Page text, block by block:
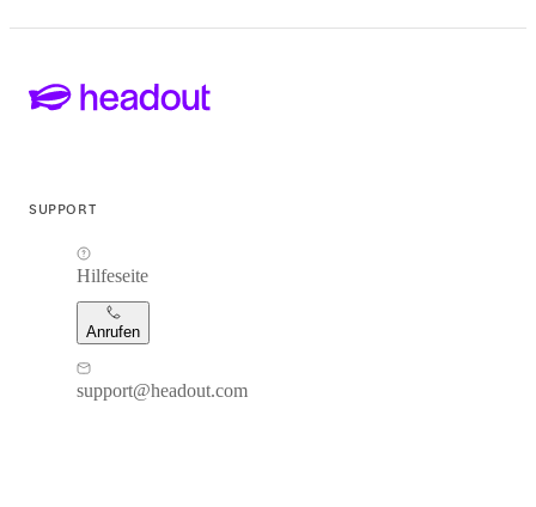
SUPPORT
Hilfeseite
Anrufen
support@headout.com